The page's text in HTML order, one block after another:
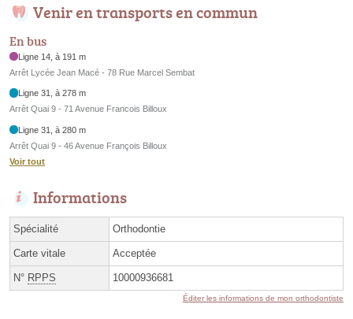
Venir en transports en commun
En bus
Ligne 14, à 191 m
Arrêt Lycée Jean Macé - 78 Rue Marcel Sembat
Ligne 31, à 278 m
Arrêt Quai 9 - 71 Avenue Francois Billoux
Ligne 31, à 280 m
Arrêt Quai 9 - 46 Avenue François Billoux
Voir tout
Informations
Spécialité Orthodontie
Carte vitale Acceptée
N° RPPS 10000936681
Éditer les informations de mon orthodontiste